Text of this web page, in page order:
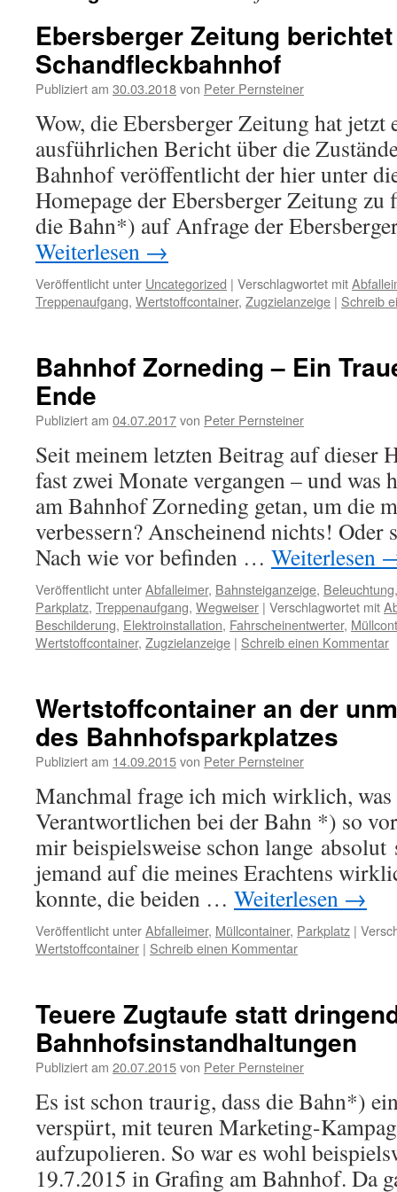
Ebersberger Zeitung
Schandfleckbahnhof
Publiziert am 30.03.2018von Peter Pernsteiner
Wow, die Ebersberger Zeitung hat jetzt
ausführlichen Bericht über die
Bahnhof veröffentlicht der hier unter
Homepage der Ebersberger Zeitung zu
die Bahn*) auf Anfrage der
Weiterlesen →
Veröffentlicht unter Uncategorized | Verschlagwortet mit
Treppenaufgang, Wertstoffcontainer, Zugzielanzeige | Schreib
Bahnhof Zorneding – Ein
Ende
Publiziert am 04.07.2017von Peter Pernsteiner
Seit meinem letzten Beitrag auf dieser
fast zwei Monate vergangen – und was
am Bahnhof Zorneding getan, um die
verbessern? Anscheinend nichts! Oder
Nach wie vor befinden … Weiterlesen
Veröffentlicht unterAbfalleimer, Bahnsteiganzeige, Beleuchtung
Parkplatz, Treppenaufgang, Wegweiser | Verschlagwortet mit
Beschilderung, Elektroinstallation, Fahrscheinentwerter,
Wertstoffcontainer, Zugzielanzeige | Schreib einen Kommentar
Wertstoffcontainer an der
des Bahnhofsparkplatzes
Publiziert am 14.09.2015von Peter Pernsteiner
Manchmal frage ich mich wirklich,
Verantwortlichen bei der Bahn *) so
mir beispielsweise schon lange
jemand auf die meines Erachtens
konnte, die beiden … Weiterlesen →
Veröffentlicht unterAbfalleimer, Müllcontainer, Parkplatz |
Wertstoffcontainer | Schreib einen Kommentar
Teuere Zugtaufe statt
Bahnhofsinstandhaltungen
Publiziert am 20.07.2015von Peter Pernsteiner
Es ist schon traurig, dass die Bahn*)
verspürt, mit teuren Marketing-
aufzupolieren. So war es wohl
19.7.2015 in Grafing am Bahnhof. Da